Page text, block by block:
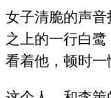
女子清脆的声
之上的一行白
看着他，顿时一